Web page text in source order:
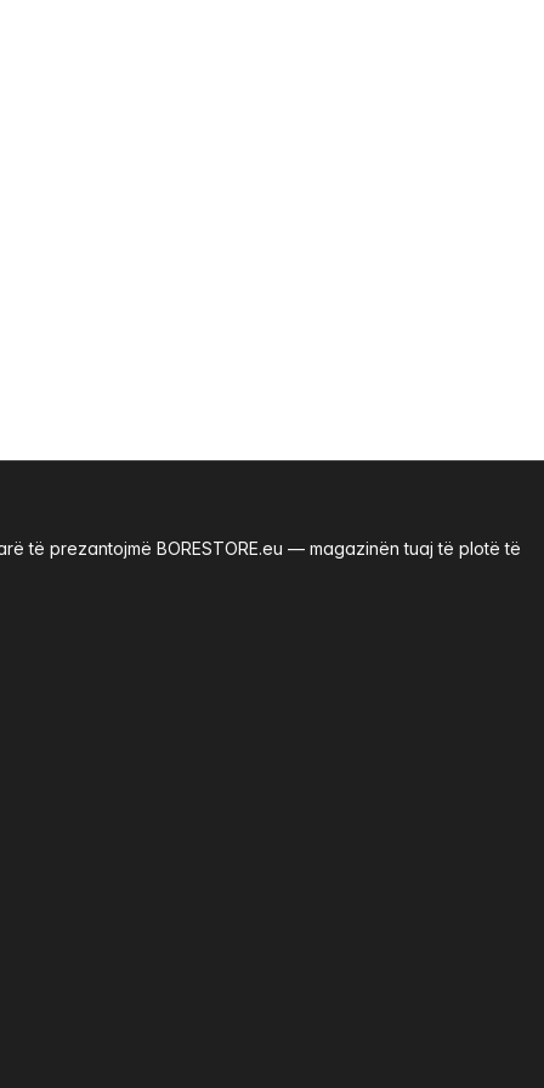
të prezantojmë BORESTORE.eu — magazinën tuaj të plotë të